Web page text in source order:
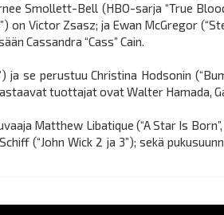
Smollett-Bell (HBO-sarja “True
on Victor Zsasz; ja Ewan McGregor
Cassandra “Cass” Cain.
ja se perustuu Christina Hodsonin
tuottajat ovat Walter Hamada,
Matthew Libatique (“A Star Is
(“John Wick 2 ja 3”); sekä